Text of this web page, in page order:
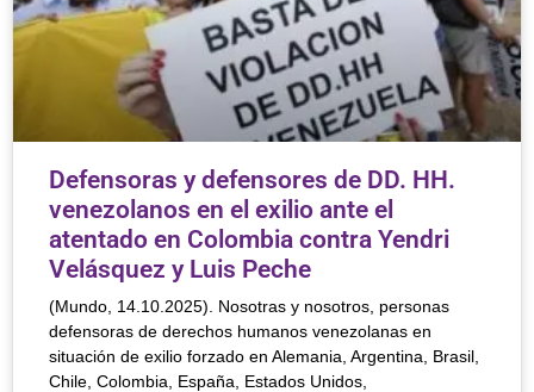
Defensoras y defensores de DD. HH.
venezolanos en el exilio ante el
atentado en Colombia contra Yendri
Velásquez y Luis Peche
(Mundo, 14.10.2025). Nosotras y nosotros, personas
defensoras de derechos humanos venezolanas en
situación de exilio forzado en Alemania, Argentina, Brasil,
Chile, Colombia, España, Estados Unidos,